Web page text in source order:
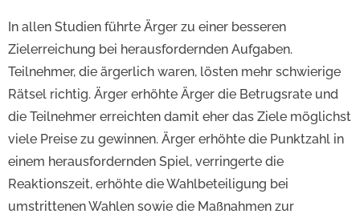
In allen Studien führte Ärger zu einer besseren
Zielerreichung bei herausfordernden Aufgaben.
Teilnehmer, die ärgerlich waren, lösten mehr schwierige
Rätsel richtig. Ärger erhöhte Ärger die Betrugsrate und
die Teilnehmer erreichten damit eher das Ziele möglichst
viele Preise zu gewinnen. Ärger erhöhte die Punktzahl in
einem herausfordernden Spiel, verringerte die
Reaktionszeit, erhöhte die Wahlbeteiligung bei
umstrittenen Wahlen sowie die Maßnahmen zur